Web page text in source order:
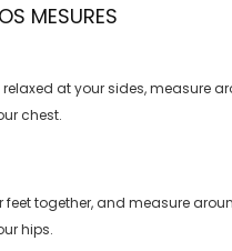
MESURES
at your sides, measure
chest.
feet together, and measure
hips.